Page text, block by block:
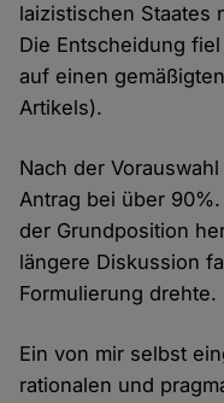
laizistischen Staates
Die Entscheidung
auf einen
Artikels).
Nach der
Antrag bei über
der Grundposition
längere Diskussion
Formulierung drehte.
Ein von mir selbst
rationalen und